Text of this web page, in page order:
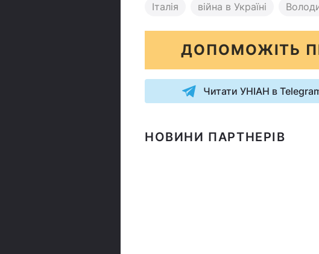
Італія війна в Україні
ДОПОМОЖІТЬ
Читати УНІАН в
НОВИНИ ПАРТНЕРІВ